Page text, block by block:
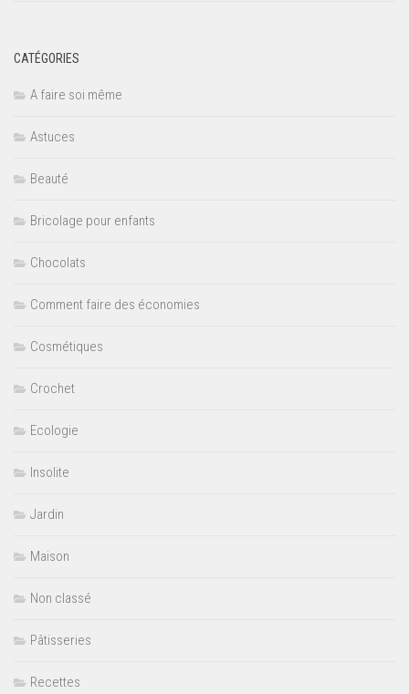
CATÉGORIES
A faire soi même
Astuces
Beauté
Bricolage pour enfants
Chocolats
Comment faire des économies
Cosmétiques
Crochet
Ecologie
Insolite
Jardin
Maison
Non classé
Pâtisseries
Recettes